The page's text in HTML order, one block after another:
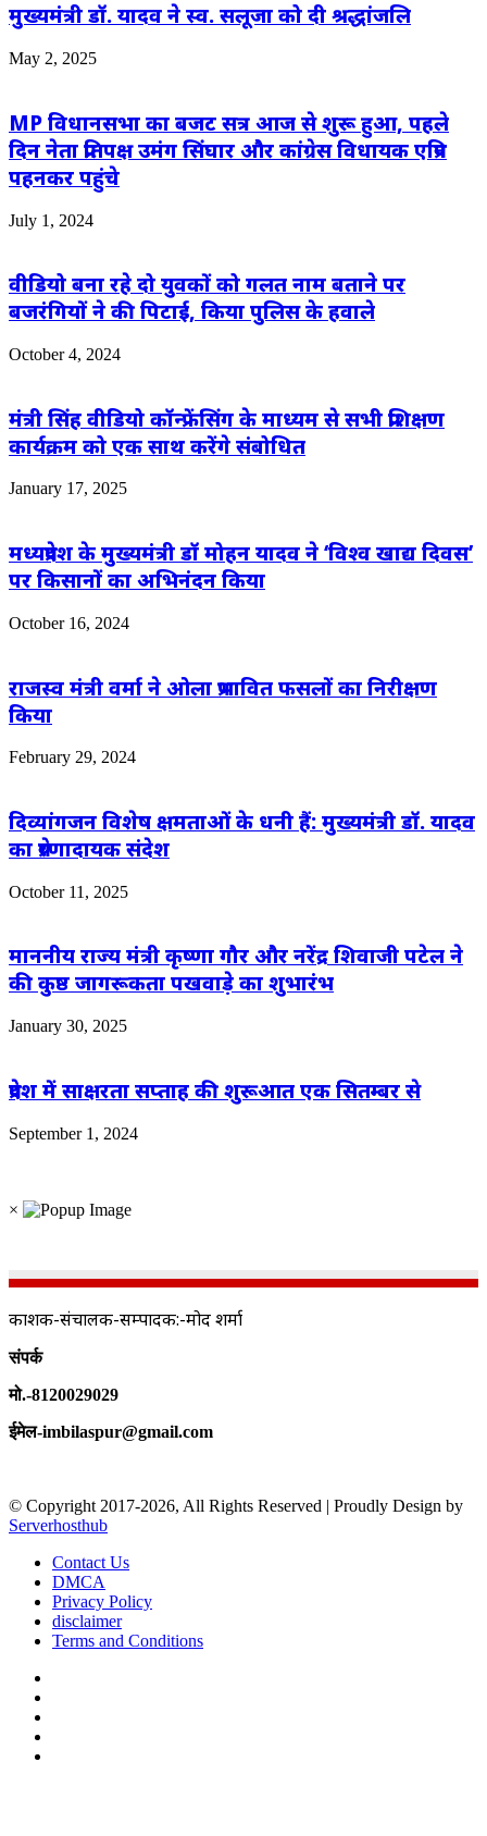
मुख्यमंत्री डॉ. यादव ने स्व. सलूजा को दी श्रद्धांजलि
May 2, 2025
MP विधानसभा का बजट सत्र आज से शुरू हुआ, पहले
दिन नेता प्रतिपक्ष उमंग सिंघार और कांग्रेस विधायक एप्रिन
पहनकर पहुंचे
July 1, 2024
वीडियो बना रहे दो युवकों को गलत नाम बताने पर
बजरंगियों ने की पिटाई, किया पुलिस के हवाले
October 4, 2024
मंत्री सिंह वीडियो कॉन्फ्रेंसिंग के माध्यम से सभी प्रशिक्षण
कार्यक्रम को एक साथ करेंगे संबोधित
January 17, 2025
मध्यप्रदेश के मुख्यमंत्री डॉ मोहन यादव ने ‘विश्व खाद्य दिवस’
पर किसानों का अभिनंदन किया
October 16, 2024
राजस्व मंत्री वर्मा ने ओला प्रभावित फसलों का निरीक्षण
किया
February 29, 2024
दिव्यांगजन विशेष क्षमताओं के धनी हैं: मुख्यमंत्री डॉ. यादव
का प्रेरणादायक संदेश
October 11, 2025
माननीय राज्य मंत्री कृष्णा गौर और नरेंद्र शिवाजी पटेल ने
की कुष्ठ जागरूकता पखवाड़े का शुभारंभ
January 30, 2025
प्रदेश में साक्षरता सप्ताह की शुरूआत एक सितम्बर से
September 1, 2024
×
प्रकाशक-संचालक-सम्पादक:-प्रमोद शर्मा
संपर्क
मो.-8120029029
ईमेल-imbilaspur@gmail.com
© Copyright 2017-2026, All Rights Reserved | Proudly Design by
Serverhosthub
Contact Us
DMCA
Privacy Policy
disclaimer
Terms and Conditions